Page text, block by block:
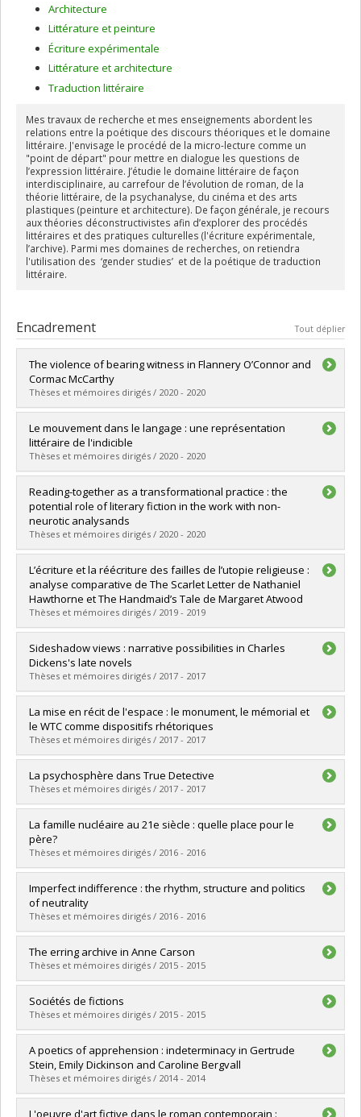
Architecture
Littérature et peinture
Écriture expérimentale
Littérature et architecture
Traduction littéraire
Mes travaux de recherche et mes enseignements abordent les
relations entre la poétique des discours théoriques et le domaine
littéraire. J'envisage le procédé de la micro-lecture comme un
"point de départ" pour mettre en dialogue les questions de
l’expression littéraire. J’étudie le domaine littéraire de façon
interdisciplinaire, au carrefour de l’évolution de roman, de la
théorie littéraire, de la psychanalyse, du cinéma et des arts
plastiques (peinture et architecture). De façon générale, je recours
aux théories déconstructivistes afin d’explorer des procédés
littéraires et des pratiques culturelles (l'écriture expérimentale,
l’archive). Parmi mes domaines de recherches, on retiendra
l'utilisation des ‘gender studies’ et de la poétique de traduction
littéraire.
Encadrement Tout déplier
The violence of bearing witness in Flannery O’Connor and
Cormac McCarthy
Thèses et mémoires dirigés / 2020 - 2020
Diplômé(e) :St-Laurent, Alexander
Cycle :Doctorat
Diplôme obtenu :Ph. D.
Lien vers le document dans Papyrus
Le mouvement dans le langage : une représentation
littéraire de l'indicible
Thèses et mémoires dirigés / 2020 - 2020
Diplômé(e) :Marcillon, Laura
Cycle :Maîtrise
Diplôme obtenu :M.A.
Lien vers le document dans Papyrus
Reading-together as a transformational practice : the
potential role of literary fiction in the work with non-
neurotic analysands
Thèses et mémoires dirigés / 2020 - 2020
Diplômé(e) :Lopes Faro Vieira de Araújo e Guerreiro, Maria
Inês
Cycle :Maîtrise
Diplôme obtenu :M.A.
Lien vers le document dans Papyrus
L’écriture et la réécriture des failles de l’utopie religieuse :
analyse comparative de The Scarlet Letter de Nathaniel
Hawthorne et The Handmaid’s Tale de Margaret Atwood
Thèses et mémoires dirigés / 2019 - 2019
Diplômé(e) :Connolly, Lloyd
Cycle :Maîtrise
Diplôme obtenu :M.A.
Lien vers le document dans Papyrus
Sideshadow views : narrative possibilities in Charles
Dickens's late novels
Thèses et mémoires dirigés / 2017 - 2017
Diplômé(e) :Dzilaowski, Louis
Cycle :Doctorat
Diplôme obtenu :Ph. D.
Lien vers le document dans Papyrus
La mise en récit de l'espace : le monument, le mémorial et
le WTC comme dispositifs rhétoriques
Thèses et mémoires dirigés / 2017 - 2017
Diplômé(e) :Teasdale, Mathieu
Cycle : Maîtrise
Diplôme obtenu :M.A.
Lien vers le document dans Papyrus
La psychosphère dans True Detective
Thèses et mémoires dirigés / 2017 - 2017
Diplômé(e) :Boisclair, Daniel
Cycle :
Diplôme obtenu :M.A.
Lien vers le document dans Papyrus
La famille nucléaire au 21e siècle : quelle place pour le
père?
Thèses et mémoires dirigés / 2016 - 2016
Diplômé(e) :Lehoux, Frédéric
Cycle :Maîtrise
Diplôme obtenu :M.A.
Lien vers le document dans Papyrus
Imperfect indifference : the rhythm, structure and politics
of neutrality
Thèses et mémoires dirigés / 2016 - 2016
Diplômé(e) :Carr, Angela
Cycle : Doctorat
Diplôme obtenu :Ph. D.
Lien vers le document dans Papyrus
The erring archive in Anne Carson
Thèses et mémoires dirigés / 2015 - 2015
Diplômé(e) :Sze, Gillian
Cycle : Doctorat
Diplôme obtenu :Ph. D.
Lien vers le document dans Papyrus
Sociétés de fictions
Thèses et mémoires dirigés / 2015 - 2015
Diplômé(e) :Tremblay, Samuel
Cycle :Maîtrise
Diplôme obtenu :M.A.
Lien vers le document dans Papyrus
A poetics of apprehension : indeterminacy in Gertrude
Stein, Emily Dickinson and Caroline Bergvall
Thèses et mémoires dirigés / 2014 - 2014
Diplômé(e) :Haslam, Bronwyn